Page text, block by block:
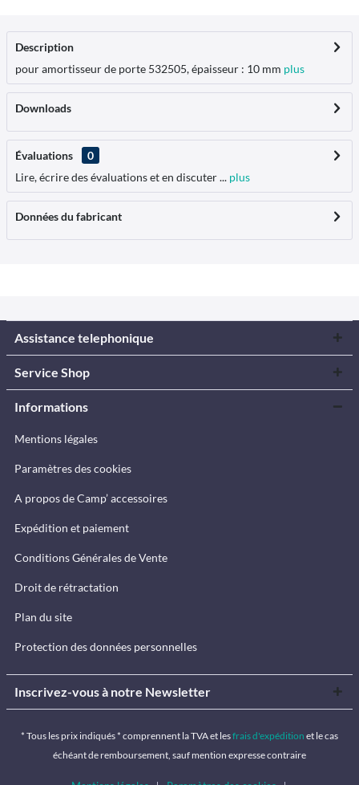
Description
pour amortisseur de porte 532505, épaisseur : 10 mm plus
Downloads
Évaluations
0
Lire, écrire des évaluations et en discuter ... plus
Données du fabricant
Assistance telephonique
Service Shop
Informations
Mentions légales
Paramètres des cookies
A propos de Camp’ accessoires
Expédition et paiement
Conditions Générales de Vente
Droit de rétractation
Plan du site
Protection des données personnelles
Inscrivez-vous à notre Newsletter
* Tous les prix indiqués * comprennent la TVA et lesfrais d'expédition et le cas
échéant de remboursement, sauf mention expresse contraire